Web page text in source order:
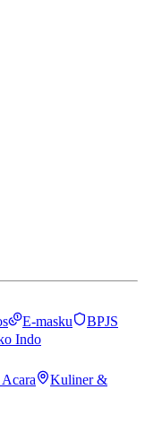
E-masku
BPJS
Indo
Kuliner &